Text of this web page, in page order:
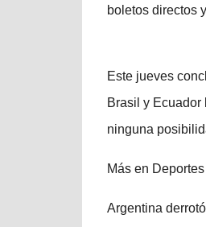
boletos directos
Este jueves
Brasil y Ecuador
ninguna
Más en Deportes
Argentina